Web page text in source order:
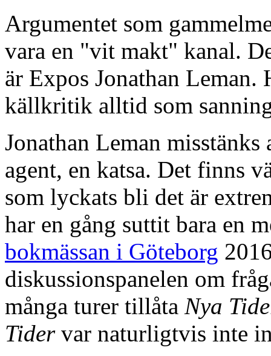
Argumentet som
vara en "vit makt" kanal.
är Expos Jonathan
källkritik alltid som
Jonathan Leman
agent, en katsa. Det finns
som lyckats bli det är
har en gång suttit bara en
bokmässan i Göteborg
diskussionspanelen om
många turer tillåta Nya
Tider var naturligtvis inte